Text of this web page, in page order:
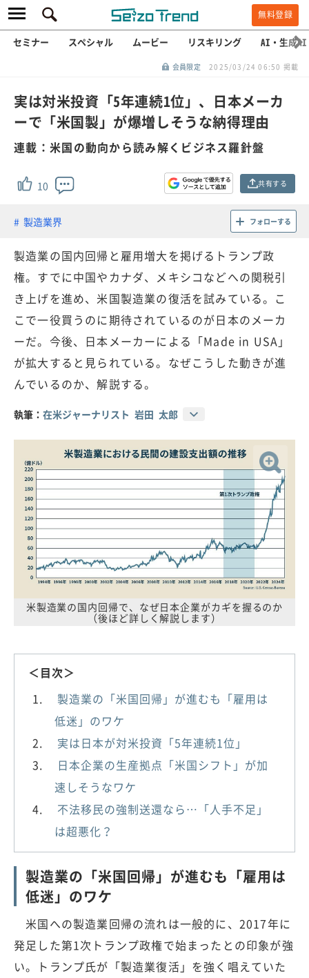
無料登録
セミナー スペシャル ムービー リスキリング AI・生成AI
会員限定 2025/03/24 06:50 掲載
実は対米投資「5年連続1位」、日本メーカ
ーで「米国製」が爆増しそうな納得理由
連載：米国の動向から読み解くビジネス羅針盤
10 共有する
製造業界 フォローする
製造業の国内回帰と雇用増大を掲げるトランプ政
権。すでに中国やカナダ、メキシコなどへの関税引
き上げを進め、米国製造業の復活を試みている。こ
こで一役買うのに期待されているのが日本のメーカ
ーだ。今後、日本メーカーによる「Made in USA」
が拡大すると見られている。なぜこうした動きが進
んでいるのか、解説する。
執筆： 在米ジャーナリスト 岩田 太郎
米製造業の国内回帰で、なぜ日本企業がカギを握るのか
（後ほど詳しく解説します）
＜目次＞
製造業の「米国回帰」が進むも「雇用は
低迷」のワケ
実は日本が対米投資「5年連続1位」
日本企業の生産拠点「米国シフト」が加
速しそうなワケ
不法移民の強制送還なら…「人手不足」
は超悪化？
製造業の「米国回帰」が進むも「雇用は
低迷」のワケ
米国への製造業回帰の流れは一般的に、2017年に
発足した第1次トランプ政権で始まったとの印象が強
い。トランプ氏が「製造業復活」を強く唱えていた